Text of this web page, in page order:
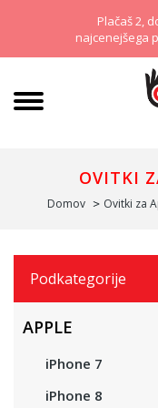
Plačaš 2,
najcenejšega
OVITKI
Domov Ovitki za
Podkategorije
APPLE
iPhone 7
iPhone 8